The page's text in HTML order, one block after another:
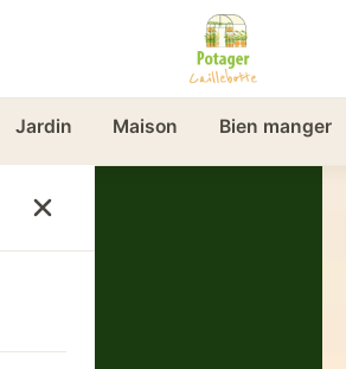
Jardin Maison Bien manger